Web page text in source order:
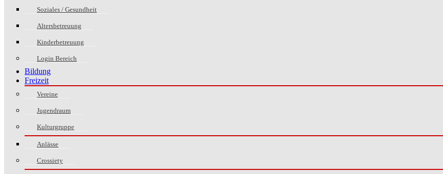
Soziales / Gesundheit
Altersbetreuung
Kinderbetreuung
Login Bereich
Bildung
Freizeit
Vereine
Jugendraum
Kulturgruppe
Anlässe
Crossiety